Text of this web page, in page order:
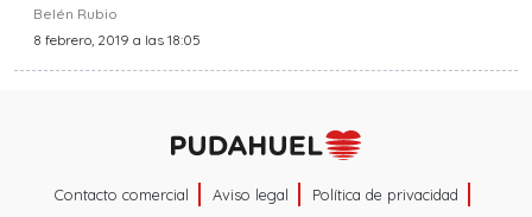
Belén Rubio
8 febrero, 2019 a las 18:05
Contacto comercial Aviso legal
Política de privacidad